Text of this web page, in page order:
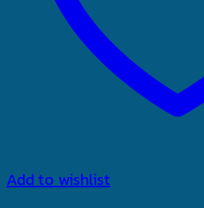
Add to wishlist